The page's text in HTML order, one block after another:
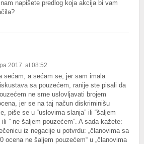
napišete predlog koja akcija bi vam
2017. at 08:52
sećam, a sećam se, jer sam imala
sa pouzećem, ranije ste pisali da
ne sme uslovljavati brojem
jer se na taj načun diskriminišu
piše se u “uslovima slanja” ili “šaljem
ili ” ne šaljem pouzećem”. A sada kažete:
iz negacije u potvrdu: „članovima sa
ocena ne šaljem pouzećem“ u „članovima